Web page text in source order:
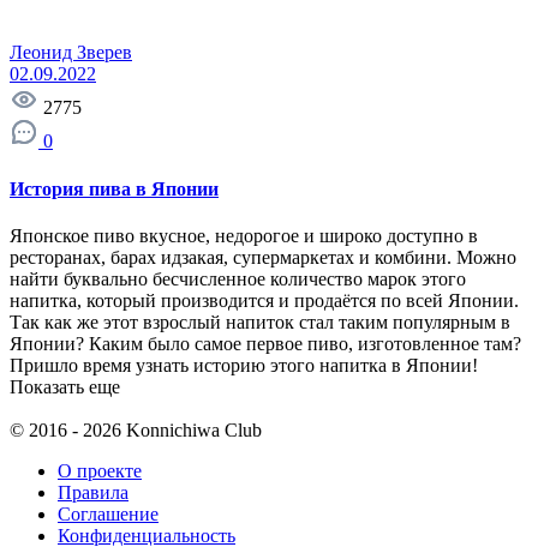
Леонид Зверев
02.09.2022
2775
0
История пива в Японии
Японское пиво вкусное, недорогое и широко доступно в
ресторанах, барах идзакая, супермаркетах и комбини. Можно
найти буквально бесчисленное количество марок этого
напитка, который производится и продаётся по всей Японии.
Так как же этот взрослый напиток стал таким популярным в
Японии? Каким было самое первое пиво, изготовленное там?
Пришло время узнать историю этого напитка в Японии!
Показать еще
© 2016 - 2026 Konnichiwa Club
О проекте
Правила
Соглашение
Конфиденциальность